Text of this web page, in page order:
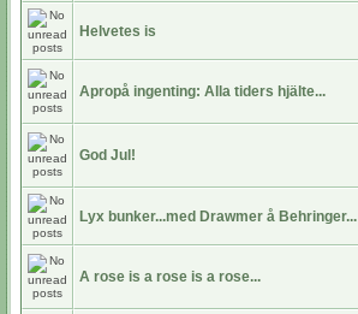
Helvetes is
Apropå ingenting: Alla tiders hjälte...
God Jul!
Lyx bunker...med Drawmer å Behringer...
A rose is a rose is a rose...